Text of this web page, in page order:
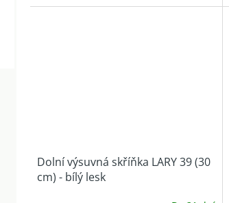
Dolní výsuvná skříňka LARY 39 (30
cm) - bílý lesk